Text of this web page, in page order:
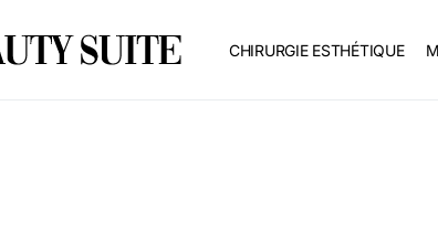
CHIRURGIE ESTHÉTIQUE